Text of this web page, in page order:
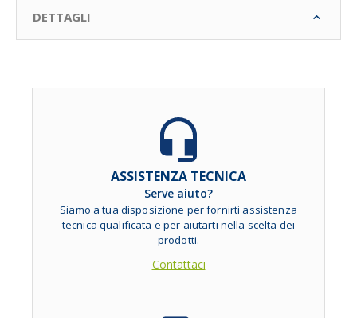
DETTAGLI
ASSISTENZA TECNICA
Serve aiuto?
Siamo a tua disposizione per fornirti assistenza
tecnica qualificata e per aiutarti nella scelta dei
prodotti.
Contattaci